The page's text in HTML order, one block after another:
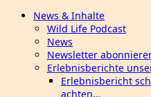
News & Inhalte
Wild Life Podcast
News
Newsletter
Erlebnisberichte
Erlebnisbericht
achten…